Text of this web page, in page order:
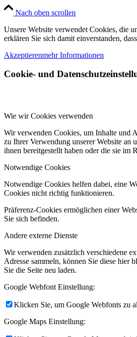
Nach oben scrollen
Unsere Website verwendet Cookies, die
erklären Sie sich damit einverstanden,
Akzeptierenmehr Informationen
Cookie- und
Wie wir Cookies verwenden
Wir verwenden Cookies, um Inhalte und
zu Ihrer Verwendung unserer Website an
ihnen bereitgestellt haben oder die sie im
Notwendige Cookies
Notwendige Cookies helfen dabei, eine
Cookies nicht richtig funktionieren.
Präferenz-Cookies ermöglichen einer
Sie sich befinden.
Andere externe Dienste
Wir verwenden zusätzlich verschiedene
Adresse sammeln, können Sie diese hier
Sie die Seite neu laden.
Google Webfont Einstellung:
Klicken Sie, um Google Webfonts zu
Google Maps Einstellung: